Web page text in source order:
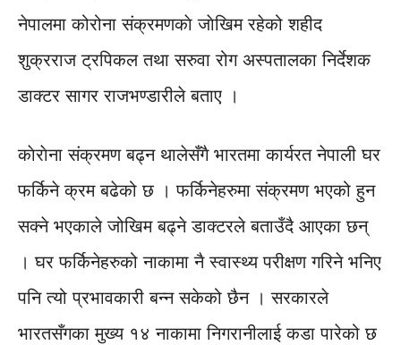
नेपालमा कोरोना संक्रमणकाे जाेखिम रहेको शहीद
शुक्रराज ट्रपिकल तथा सरुवा रोग अस्पतालका निर्देशक
डाक्टर सागर राजभण्डारीले बताए ।
काेराेना संक्रमण बढ्न थालेसँगै भारतमा कार्यरत नेपाली घर
फर्किने क्रम बढेको छ । फर्किनेहरुमा संक्रमण भएको हुन
सक्ने भएकाले जोखिम बढ्ने डाक्टरले बताउँदै आएका छन्
। घर फर्किनेहरुको नाकामा नै स्वास्थ्य परीक्षण गरिने भनिए
पनि त्यो प्रभावकारी बन्न सकेको छैन । सरकारले
भारतसँगका मुख्य १४ नाकामा निगरानीलाई कडा पारेको छ